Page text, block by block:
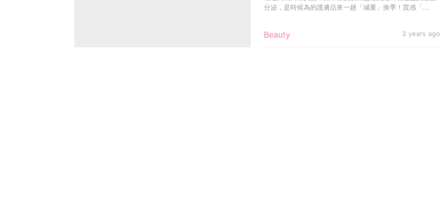
Beauty 3 years ago
分泌，是時候為的護膚品來一趟「減重」換季！質感「...